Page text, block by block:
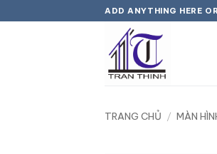
qua
ADD ANYTHING HERE
TRANG CHỦ / MÀN